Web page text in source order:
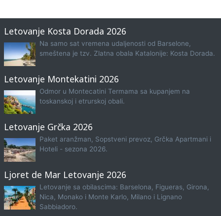
Letovanje Kosta Dorada 2026
Na samo sat vremena udaljenosti od Barselone,
smeštena je tzv. Zlatna obala Katalonije: Kosta Dorada.
Letovanje Montekatini 2026
Odmor u Montecatini Termama sa kupanjem na
toskanskoj i etrurskoj obali.
Letovanje Grčka 2026
Paket aranžman, Sopstveni prevoz, Grčka Apartmani i
Hoteli - sezona 2026.
Ljoret de Mar Letovanje 2026
Letovanje sa obilascima: Barselona, Figueras, Girona,
Nica, Monako i Monte Karlo, Milano i Lignano
Sabbiadoro.